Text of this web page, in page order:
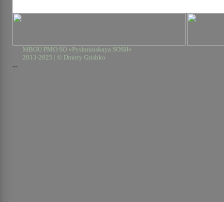
MBOU PMO SO «Pyshminskaya SOSH»
2013-2025 | © Dmitry Grishko
--